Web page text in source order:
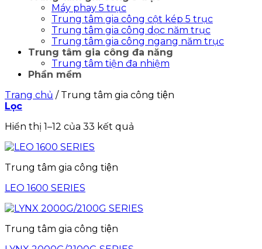
Máy phay 5 trục
Trung tâm gia công cột kép 5 trục
Trung tâm gia công dọc năm trục
Trung tâm gia công ngang năm trục
Trung tâm gia công đa năng
Trung tâm tiện đa nhiệm
Phần mềm
Trang chủ /Trung tâm gia công tiện
Lọc
Hiển thị 1–12 của 33 kết quả
Trung tâm gia công tiện
LEO 1600 SERIES
Trung tâm gia công tiện